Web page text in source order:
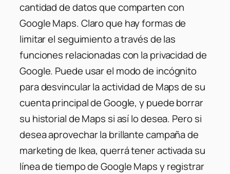
cantidad de datos que comparten con
Google Maps. Claro que hay formas de
limitar el seguimiento a través de las
funciones relacionadas con la privacidad de
Google. Puede usar el modo de incógnito
para desvincular la actividad de Maps de su
cuenta principal de Google, y puede borrar
su historial de Maps si así lo desea. Pero si
desea aprovechar la brillante campaña de
marketing de Ikea, querrá tener activada su
línea de tiempo de Google Maps y registrar